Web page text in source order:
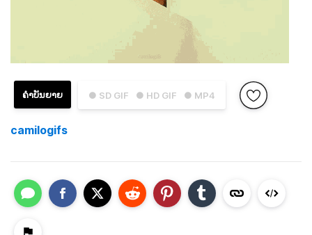
● SD GIF ● HD GIF ● MP4
ຄຳບັນຍາຍ
camilogifs